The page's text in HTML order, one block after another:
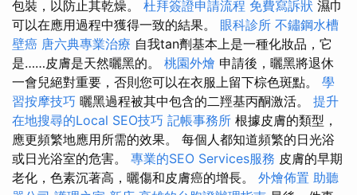
包裝，以防止其乾燥。 杜拜簽證申請流程 免費寫訴狀 濕巾
可以在應用過程中獲得一致的結果。 眼科診所 不鏽鋼水槽
壁癌 唐六典專業治療 自我tan劑基本上是一種化妝品，它
是……皮膚是天然曬黑的。 桃園外燴 申請後，曬黑將退休
一會兒絕對重要，否則您可以在衣服上留下棕色斑點。 學
習按摩技巧 曬黑過程被其中包含的二羥基丙酮激活。 提升
在地搜尋的Local SEO技巧 記帳事務所 根據皮膚的類型，
應更頻繁地應用所需的效果。 每個人都知道頻繁的日光浴
或日光浴室的危害。 專業的SEO Services服務 皮膚的早期
老化，色素沉著高，曬傷和皮膚癌的增長。 外燴佈置 助聽